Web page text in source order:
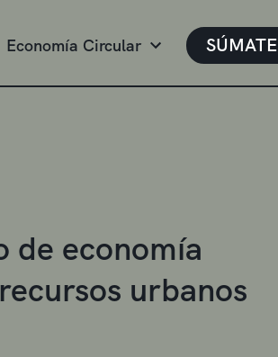
Economía Circular SÚMATE
de economía
urbanos